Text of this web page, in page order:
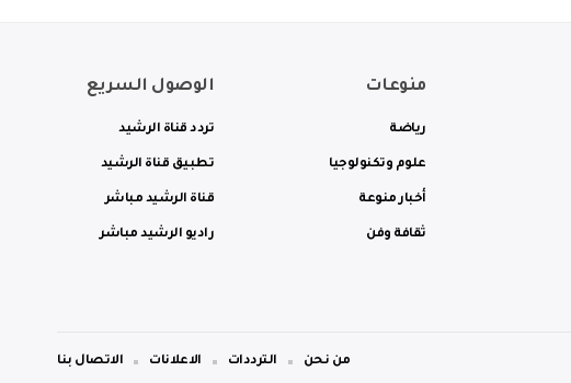
منوعات
رياضة
علوم وتكنولوجيا
أخبار منوعة
ثقافة وفن
الوصول السريع
تردد قناة الرشيد
تطبيق قناة الرشيد
قناة الرشيد مباشر
راديو الرشيد مباشر
من نحن الترددات الاعلانات الاتصال بنا